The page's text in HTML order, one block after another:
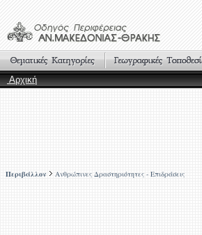
Αρχική
Περιβάλλον Ανθρώπινες Δραστηριότητες - Επιδράσεις